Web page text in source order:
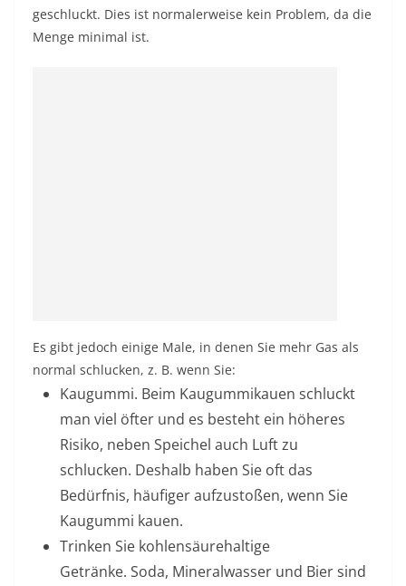
geschluckt. Dies ist normalerweise kein Problem, da die
Menge minimal ist.
Es gibt jedoch einige Male, in denen Sie mehr Gas als
normal schlucken, z. B. wenn Sie:
Kaugummi. Beim Kaugummikauen schluckt
man viel öfter und es besteht ein höheres
Risiko, neben Speichel auch Luft zu
schlucken. Deshalb haben Sie oft das
Bedürfnis, häufiger aufzustoßen, wenn Sie
Kaugummi kauen.
Trinken Sie kohlensäurehaltige
Getränke. Soda, Mineralwasser und Bier sind